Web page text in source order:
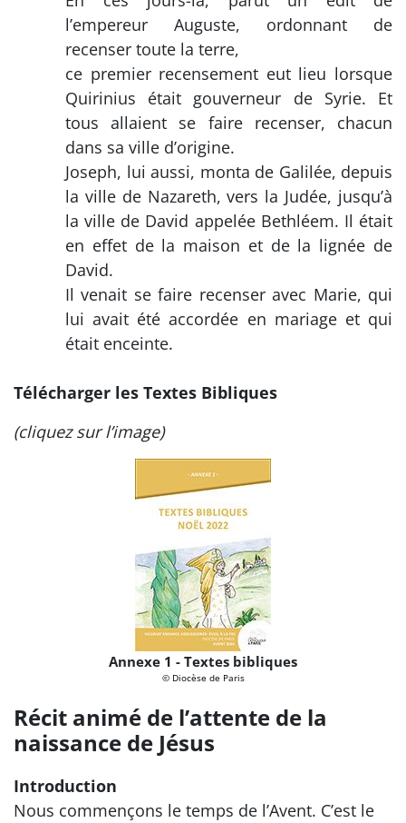
l’empereur Auguste, ordonnant de
recenser toute la terre,
ce premier recensement eut lieu lorsque
Quirinius était gouverneur de Syrie. Et
tous allaient se faire recenser, chacun
dans sa ville d’origine.
Joseph, lui aussi, monta de Galilée, depuis
la ville de Nazareth, vers la Judée, jusqu’à
la ville de David appelée Bethléem. Il était
en effet de la maison et de la lignée de
David.
Il venait se faire recenser avec Marie, qui
lui avait été accordée en mariage et qui
était enceinte.
Télécharger les Textes Bibliques
(cliquez sur l’image)
Annexe 1 - Textes bibliques
© Diocèse de Paris
Récit animé de l’attente de la
naissance de Jésus
Introduction
Nous commençons le temps de l’Avent. C’est le